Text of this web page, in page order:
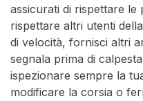
assicurati di rispettare le
rispettare altri utenti
di velocità, fornisci altri
segnala prima di
ispezionare sempre la
modificare la corsia o